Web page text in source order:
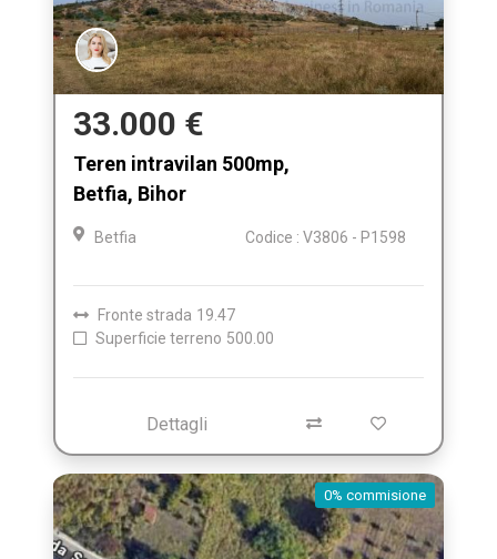
33.000 €
Teren intravilan 500mp,
Betfia, Bihor
Betfia Codice : V3806 - P1598
Fronte strada 19.47
Superficie terreno 500.00
Dettagli
0% commisione